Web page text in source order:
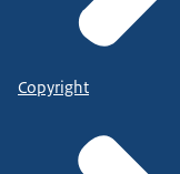
Copyright